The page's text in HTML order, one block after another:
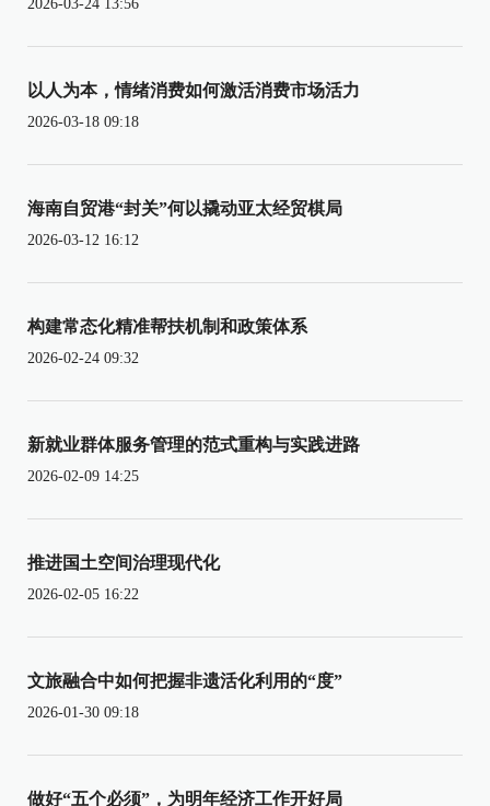
2026-03-24 13:56
以人为本，情绪消费如何激活消费市场活力
2026-03-18 09:18
海南自贸港“封关”何以撬动亚太经贸棋局
2026-03-12 16:12
构建常态化精准帮扶机制和政策体系
2026-02-24 09:32
新就业群体服务管理的范式重构与实践进路
2026-02-09 14:25
推进国土空间治理现代化
2026-02-05 16:22
文旅融合中如何把握非遗活化利用的“度”
2026-01-30 09:18
做好“五个必须”，为明年经济工作开好局